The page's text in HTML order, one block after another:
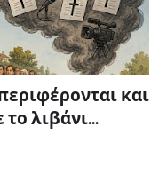
και
το λιβάνι...